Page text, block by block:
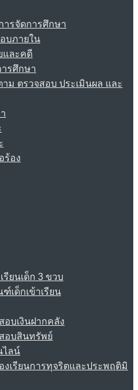
ารจัดการศึกษา
บภายใน
และคดี
รศึกษา
ม ตรวจสอบ ประเมินผล และ
ร้อง
รียนเด็ก 3 ขวบ
เด็กเข้าเรียน
อบเงินฝากคลัง
อบสินทรัพย์
ไลน์
งเรียนการทุจริตและประพฤติมิ